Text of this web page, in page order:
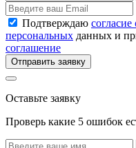
Подтверждаю
персональных данных и
соглашение
Отправить заявку
Оставьте заявку
Проверь какие 5 ошибок